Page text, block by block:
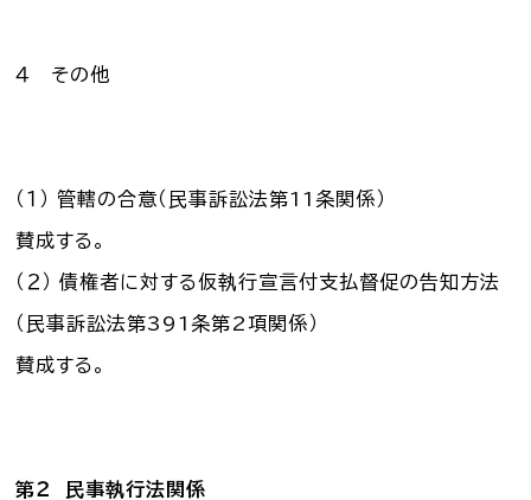
４ その他
（１） 管轄の合意（民事訴訟法第11条関係）
賛成する。
（２） 債権者に対する仮執行宣言付支払督促の告知方法
（民事訴訟法第391条第2項関係）
賛成する。
第２ 民事執行法関係